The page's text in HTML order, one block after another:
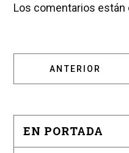
Los comentarios están
ARTÍCULO
ANTERIOR
EN PORTADA